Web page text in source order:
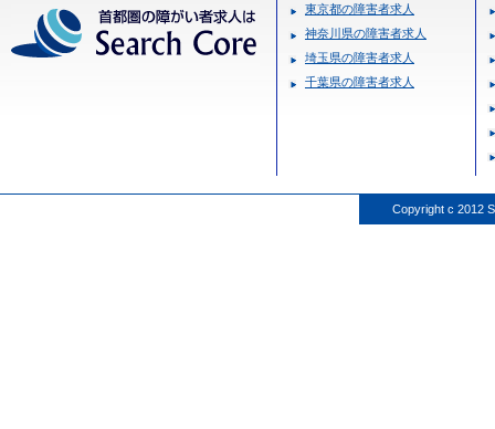
東京都の障害者求人
神奈川県の障害者求人
埼玉県の障害者求人
千葉県の障害者求人
Copyright c 2012